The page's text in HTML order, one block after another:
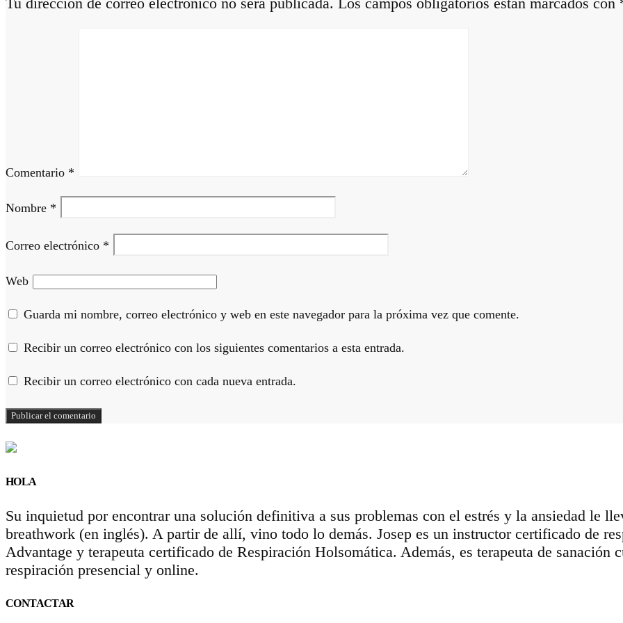
Comentario *
Nombre *
Correo electrónico *
Web
Guarda mi nombre, correo electrónico y web en este navegador para la próxima vez que comente.
Recibir un correo electrónico con los siguientes comentarios a esta entrada.
Recibir un correo electrónico con cada nueva entrada.
HOLA
Su inquietud por encontrar una solución definitiva a sus problemas con el estrés y la ansiedad le
breathwork (en inglés). A partir de allí, vino todo lo demás. Josep es un instructor certificado de
Advantage y terapeuta certificado de Respiración Holsomática. Además, es terapeuta de sanación
respiración presencial y online.
CONTACTAR